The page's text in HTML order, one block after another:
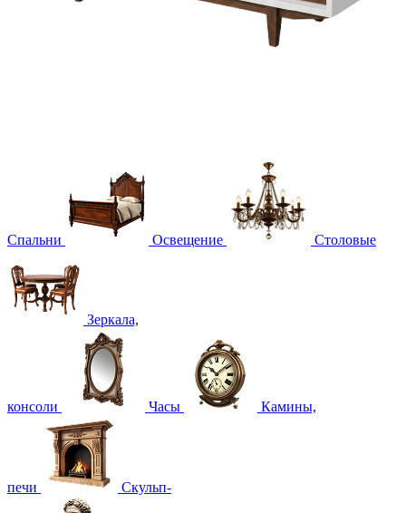
Спальни Освещение Столовые
Зеркала,
консоли Часы Камины,
печи Скульп-